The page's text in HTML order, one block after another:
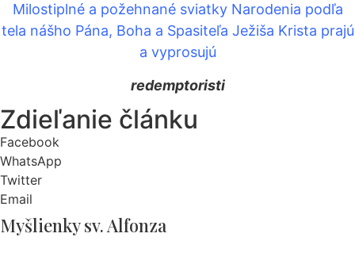
Milostiplné a požehnané sviatky Narodenia podľa
tela nášho Pána, Boha a Spasiteľa Ježiša Krista prajú
a vyprosujú
redemptoristi
Zdieľanie článku
Facebook
WhatsApp
Twitter
Email
Myšlienky sv. Alfonza